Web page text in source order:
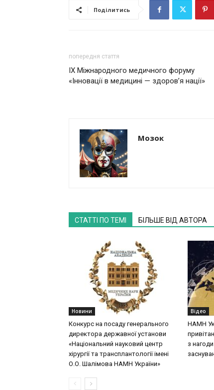
Поділитись
попередня стаття
ІХ Міжнародного медичного форуму
«Інновації в медицині — здоров’я нації»
Мозок
СТАТТІ ПО ТЕМІ БІЛЬШЕ ВІД АВТОРА
Новини
Конкурс на посаду генерального
директора державної установи
«Національний науковий центр
хірургії та трансплантології імені
О.О. Шалімова НАМН України»
Відео
НАМН
з нагоди